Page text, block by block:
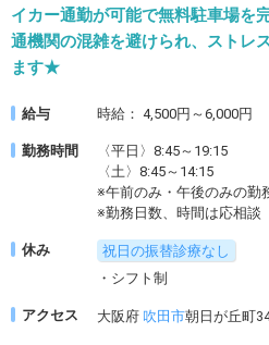
イカー通勤が可能で無料駐車場を
通機関の混雑を避けられ、ストレ
ます★
給与 時給： 4,500円～6,000円
勤務時間
〈平日〉8:45～19:15
〈土〉8:45～14:15
※午前のみ・午後のみの勤
※勤務日数、時間は応相談
休み
祝日の振替診療なし
・シフト制
アクセス 大阪府 吹田市朝日が丘町